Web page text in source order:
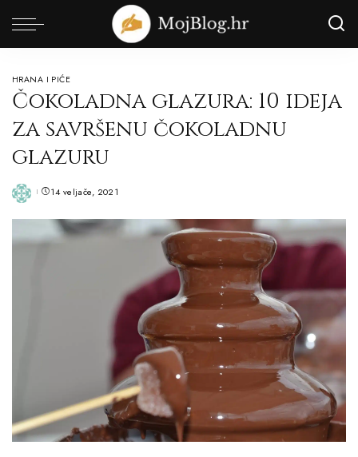
HRANA I PIĆE
Čokoladna glazura: 10 ideja
za savršenu čokoladnu
glazuru
Posted14 veljače, 2021